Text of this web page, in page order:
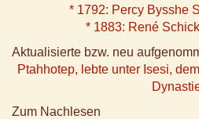
* 1792: Percy Bysshe
* 1883: René
Aktualisierte bzw. neu
Ptahhotep, lebte unter Isesi,
Zum Nachlesen